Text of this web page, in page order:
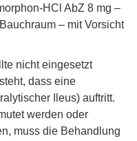
HCl AbZ 8 mg –
– mit Vorsicht
nicht eingesetzt
dass eine
Ileus) auftritt.
werden oder
muss die Behandlung